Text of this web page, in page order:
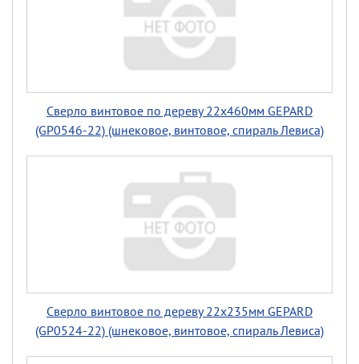
Сверло винтовое по дереву 22х460мм GEPARD
(GP0546-22) (шнековое, винтовое, спираль Левиса)
Сверло винтовое по дереву 22х235мм GEPARD
(GP0524-22) (шнековое, винтовое, спираль Левиса)